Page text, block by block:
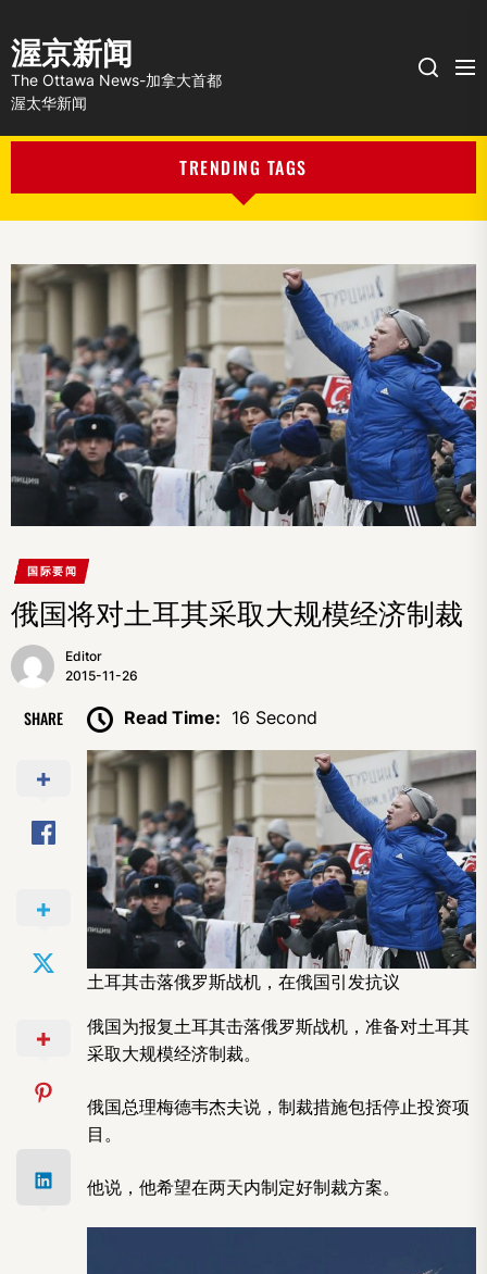
渥京新闻
The Ottawa News-加拿大首都
渥太华新闻
Search
TRENDING TAGS
国际要闻
俄国将对土耳其采取大规模经济制裁
Editor
2015-11-26
SHARE Read Time: 16 Second
土耳其击落俄罗斯战机，在俄国引发抗议
俄国为报复土耳其击落俄罗斯战机，准备对土耳其
采取大规模经济制裁。
俄国总理梅德韦杰夫说，制裁措施包括停止投资项
目。
他说，他希望在两天内制定好制裁方案。